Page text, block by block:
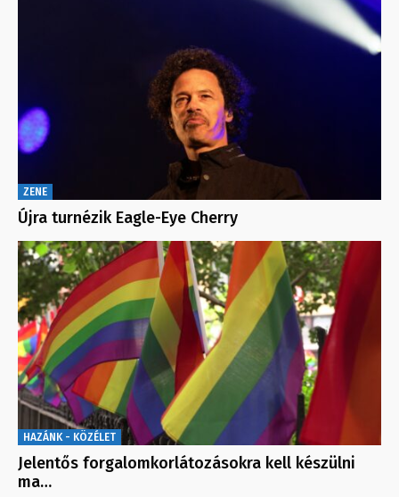
ZENE
Újra turnézik Eagle-Eye Cherry
HAZÁNK - KÖZÉLET
Jelentős forgalomkorlátozásokra kell készülni
ma…